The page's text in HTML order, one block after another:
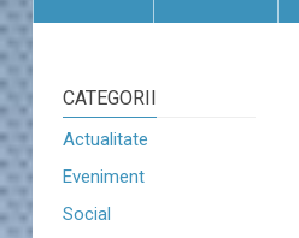
CATEGORII
Actualitate
Eveniment
Social